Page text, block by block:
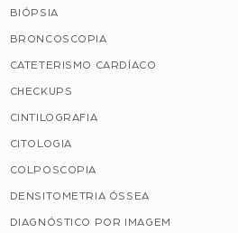
BIÓPSIA
BRONCOSCOPIA
CATETERISMO CARDÍACO
CHECKUPS
CINTILOGRAFIA
CITOLOGIA
COLPOSCOPIA
DENSITOMETRIA ÓSSEA
DIAGNÓSTICO POR IMAGEM